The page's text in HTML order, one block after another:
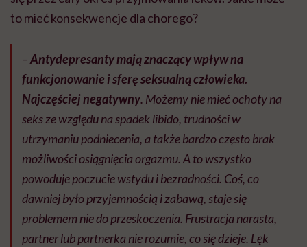
to mieć konsekwencje dla chorego?
–Antydepresanty mają znaczący wpływ na
funkcjonowanie i sferę seksualną człowieka.
Najczęściej negatywny. Możemy nie mieć ochoty na
seks ze względu na spadek libido, trudności w
utrzymaniu podniecenia, a także bardzo często brak
możliwości osiągnięcia orgazmu. A to wszystko
powoduje poczucie wstydu i bezradności. Coś, co
dawniej było przyjemnością i zabawą, staje się
problemem nie do przeskoczenia. Frustracja narasta,
partner lub partnerka nie rozumie, co się dzieje. Lęk